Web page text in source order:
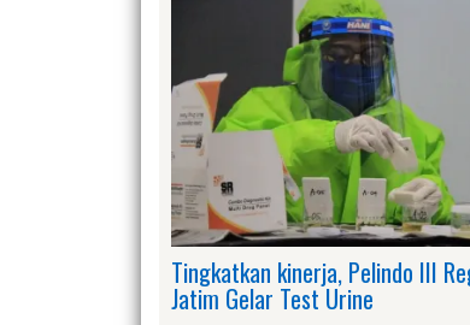
Tingkatkan kinerja, Pelindo III
Jatim Gelar Test Urine